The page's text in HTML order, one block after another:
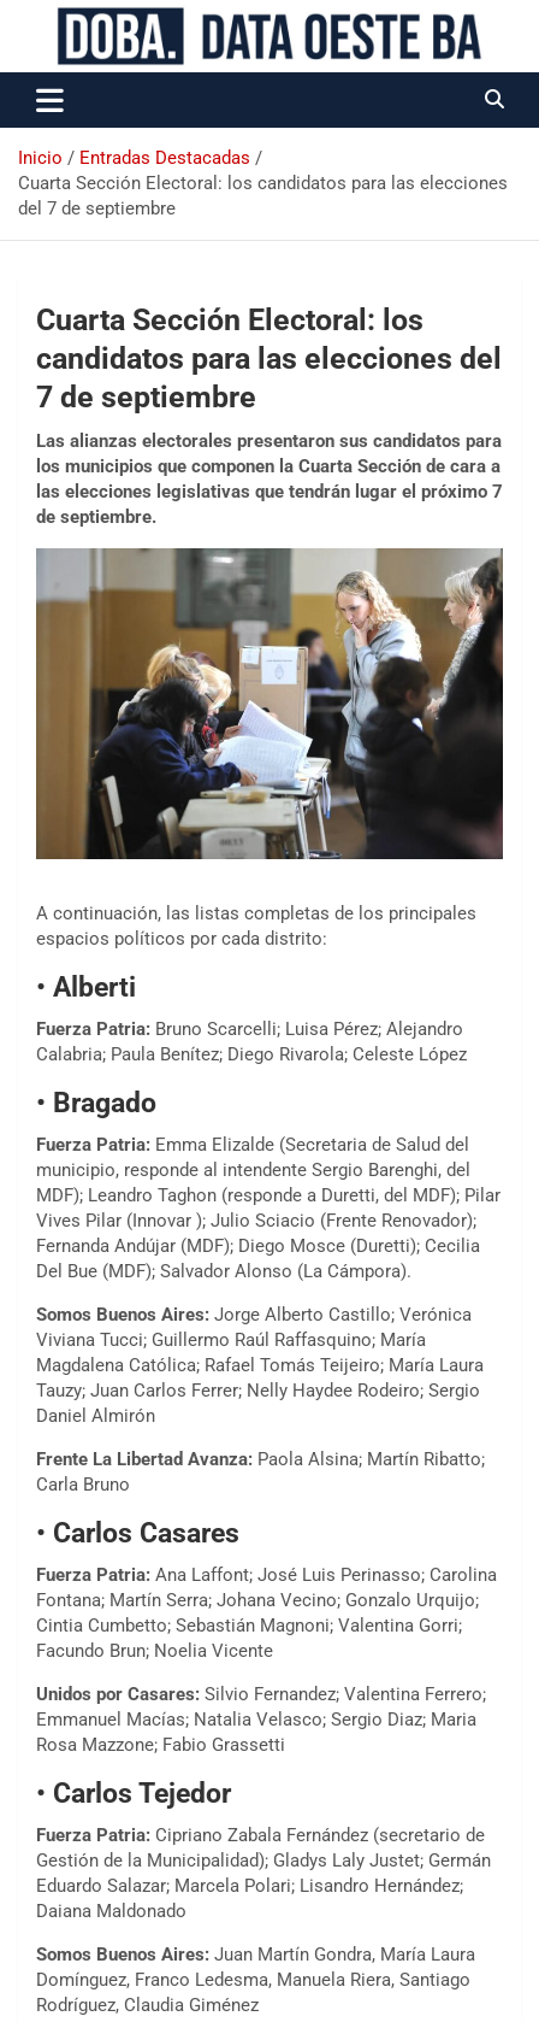
Data Oeste BA
Inicio
Entradas Destacadas
Cuarta Sección Electoral: los candidatos para las elecciones
del 7 de septiembre
Cuarta Sección Electoral: los
candidatos para las elecciones del
7 de septiembre
Las alianzas electorales presentaron sus candidatos para
los municipios que componen la Cuarta Sección de cara a
las elecciones legislativas que tendrán lugar el próximo 7
de septiembre.
A continuación, las listas completas de los principales
espacios políticos por cada distrito:
• Alberti
Fuerza Patria: Bruno Scarcelli; Luisa Pérez; Alejandro
Calabria; Paula Benítez; Diego Rivarola; Celeste López
• Bragado
Fuerza Patria: Emma Elizalde (Secretaria de Salud del
municipio, responde al intendente Sergio Barenghi, del
MDF); Leandro Taghon (responde a Duretti, del MDF); Pilar
Vives Pilar (Innovar ); Julio Sciacio (Frente Renovador);
Fernanda Andújar (MDF); Diego Mosce (Duretti); Cecilia
Del Bue (MDF); Salvador Alonso (La Cámpora).
Somos Buenos Aires: Jorge Alberto Castillo; Verónica
Viviana Tucci; Guillermo Raúl Raffasquino; María
Magdalena Católica; Rafael Tomás Teijeiro; María Laura
Tauzy; Juan Carlos Ferrer; Nelly Haydee Rodeiro; Sergio
Daniel Almirón
Frente La Libertad Avanza: Paola Alsina; Martín Ribatto;
Carla Bruno
• Carlos Casares
Fuerza Patria: Ana Laffont; José Luis Perinasso; Carolina
Fontana; Martín Serra; Johana Vecino; Gonzalo Urquijo;
Cintia Cumbetto; Sebastián Magnoni; Valentina Gorri;
Facundo Brun; Noelia Vicente
Unidos por Casares: Silvio Fernandez; Valentina Ferrero;
Emmanuel Macías; Natalia Velasco; Sergio Diaz; Maria
Rosa Mazzone; Fabio Grassetti
• Carlos Tejedor
Fuerza Patria: Cipriano Zabala Fernández (secretario de
Gestión de la Municipalidad); Gladys Laly Justet; Germán
Eduardo Salazar; Marcela Polari; Lisandro Hernández;
Daiana Maldonado
Somos Buenos Aires: Juan Martín Gondra, María Laura
Domínguez, Franco Ledesma, Manuela Riera, Santiago
Rodríguez, Claudia Giménez